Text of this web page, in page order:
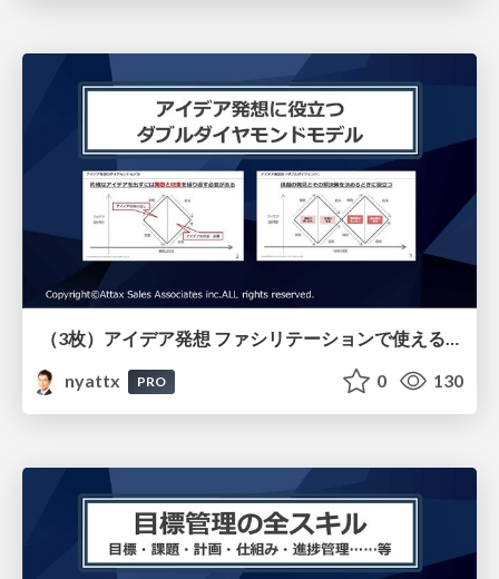
（3枚）アイデア発想 ファシリテーションで使えるダブルダイヤモンド
nyattx
PRO 0 130